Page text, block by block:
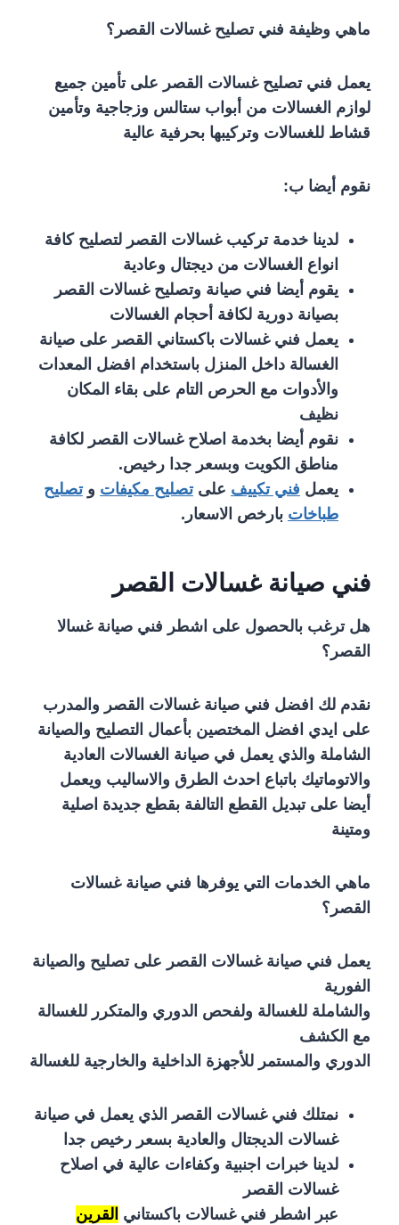
ماهي وظيفة فني تصليح غسالات القصر؟
يعمل فني تصليح غسالات القصر على تأمين جميع
لوازم الغسالات من أبواب ستالس وزجاجية وتأمين
قشاط للغسالات وتركيبها بحرفية عالية
نقوم أيضا ب:
لدينا خدمة تركيب غسالات القصر لتصليح كافة
انواع الغسالات من ديجتال وعادية
يقوم أيضا فني صيانة وتصليح غسالات القصر
بصيانة دورية لكافة أحجام الغسالات
يعمل فني غسالات باكستاني القصر على صيانة
الغسالة داخل المنزل باستخدام افضل المعدات
والأدوات مع الحرص التام على بقاء المكان
نظيف
نقوم أيضا بخدمة اصلاح غسالات القصر لكافة
مناطق الكويت وبسعر جدا رخيص.
يعمل فني تكييف علىتصليح مكيفات وتصليح
طباخات بارخص الاسعار.
فني صيانة غسالات القصر
هل ترغب بالحصول على اشطر فني صيانة غسالا
القصر؟
نقدم لك افضل فني صيانة غسالات القصر والمدرب
على ايدي افضل المختصين بأعمال التصليح والصيانة
الشاملة والذي يعمل في صيانة الغسالات العادية
والاتوماتيك باتباع احدث الطرق والاساليب ويعمل
أيضا على تبديل القطع التالفة بقطع جديدة اصلية
ومتينة
ماهي الخدمات التي يوفرها فني صيانة غسالات
القصر؟
يعمل فني صيانة غسالات القصر على تصليح والصيانة
الفورية
والشاملة للغسالة ولفحص الدوري والمتكرر للغسالة
مع الكشف
الدوري والمستمر للأجهزة الداخلية والخارجية للغسالة
نمتلك فني غسالات القصر الذي يعمل في صيانة
غسالات الديجتال والعادية بسعر رخيص جدا
لدينا خبرات اجنبية وكفاءات عالية في اصلاح
غسالات القصر
عبر اشطر فني غسالات باكستاني القرين